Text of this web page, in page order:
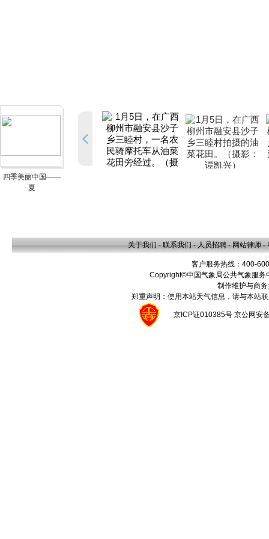
四季美丽中国——
夏
关于我们 - 联系我们 - 人员招聘 - 网站律师 -
客户服务热线：400-
Copyright©中国气象局公共气象服
制作维护与商
郑重声明：使用本站天气信息，请与本站
京ICP证010385号 京公网安